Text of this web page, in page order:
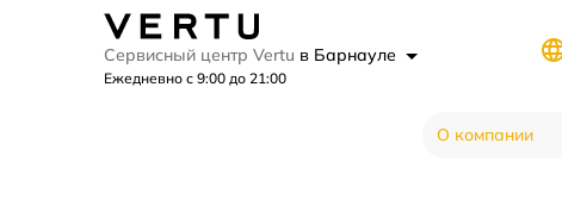
Сервисный центр Vertu в Барнауле
Ежедневно с 9:00 до 21:00
О компании